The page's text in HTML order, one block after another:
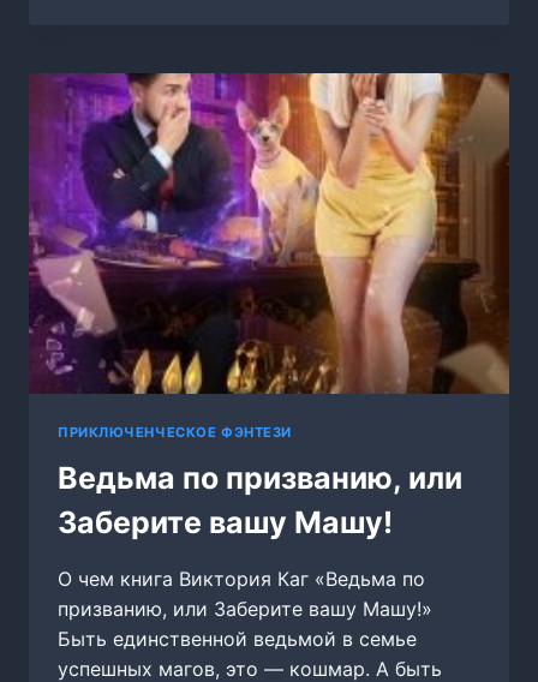
ПРИКЛЮЧЕНЧЕСКОЕ ФЭНТЕЗИ
Ведьма по призванию, или
Заберите вашу Машу!
О чем книга Виктория Каг «Ведьма по
призванию, или Заберите вашу Машу!»
Быть единственной ведьмой в семье
успешных магов, это — кошмар. А быть